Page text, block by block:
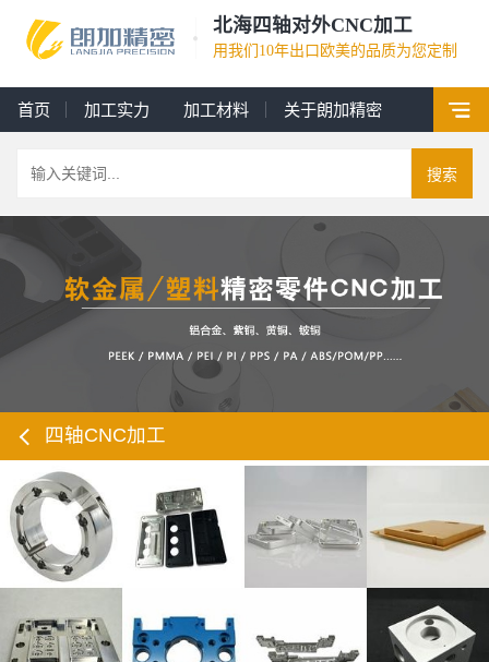
北海四轴对外CNC加工
用我们10年出口欧美的品质为您定制
首页 加工实力 加工材料 关于朗加精密
搜索
四轴CNC加工